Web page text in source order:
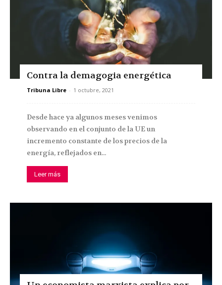
Contra la demagogia energética
Tribuna Libre - 1 octubre, 2021
Desde hace ya algunos meses venimos
observando en el conjunto de la UE un
incremento constante de los precios de la
energía, reflejados en...
Leer más